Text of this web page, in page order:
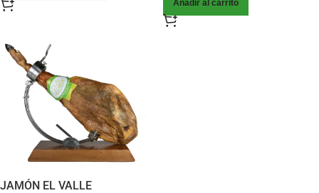
Añadir al carrito
JAMÓN EL VALLE